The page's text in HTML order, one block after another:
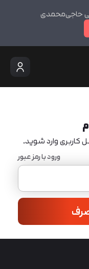
حاجی‌محمدی
کاربری وارد شوید.
ورود با رمز عبور